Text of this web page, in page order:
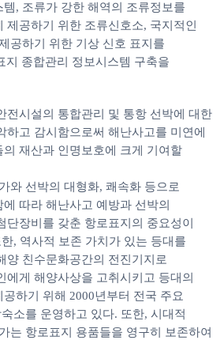
, 조류가 강한 해역의 조류정보를
제공하기 위한 조류신호소, 국지적인
공하기 위한 기상 신호 표지를
지 종합관리 정보시스템 구축을
전시설의 통합관리 및 통항 선박에 대한
하고 감시함으로써 해난사고를 미연에
재산과 인명보호에 크게 기여할
와 선박의 대형화, 쾌속화 등으로
따라 해난사고 예방과 선박의
단장비를 갖춘 항로표지의 중요성이
, 역사적 보존 가치가 있는 등대를
양 친수문화공간의 전진기지로
에게 해양사상을 고취시키고 등대의
하기 위해 2000년부터 전국 주요
소를 운영하고 있다. 또한, 시대적
는 항로표지 용품들을 영구히 보존하여